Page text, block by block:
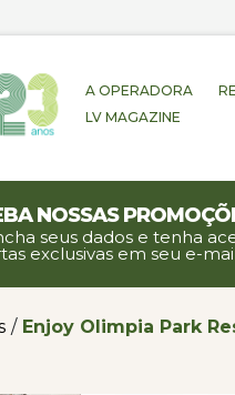
A OPERADORA
LV MAGAZINE
nossas
seus dados e tenha
exclusivas em seu e-
/ Enjoy Olimpia Park